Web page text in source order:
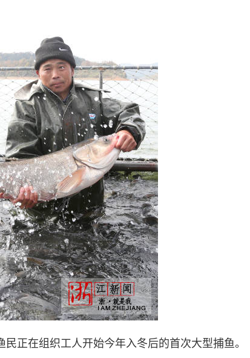
在组织工人开始今年入冬后的首次大型捕鱼。